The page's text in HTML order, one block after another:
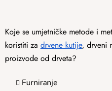
Koje se umjetničke metode i
koristiti za drvene kutije, drveni
proizvode od drveta?
Furniranje